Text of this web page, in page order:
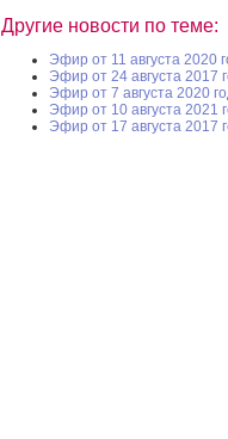
Другие новости по теме:
Эфир от 11 августа 2020
Эфир от 24 августа 2017
Эфир от 7 августа 2020
Эфир от 10 августа 2021
Эфир от 17 августа 2017